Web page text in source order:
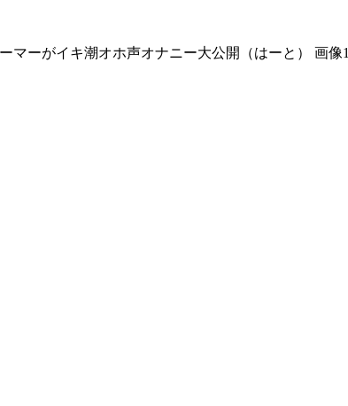
マーがイキ潮オホ声オナニー大公開（はーと） 画像1